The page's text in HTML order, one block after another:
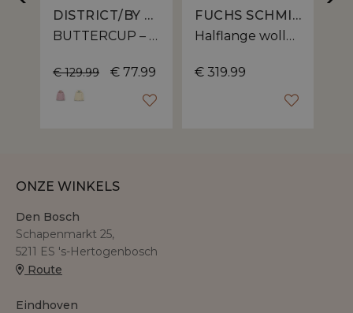
DISTRICT/BY MG
BUTTERCUP – Zomerjack van District/By MG met blousend effect
€ 129.99 € 77.99
FUCHS SCHMITT
Halflange wollen jas van Fuchs Schmitt met knoopsluiting
€ 319.99
ONZE WINKELS
Den Bosch
Schapenmarkt 25,
5211 ES 's-Hertogenbosch
Route
Eindhoven